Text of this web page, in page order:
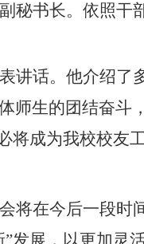
秘书长。依照
讲话。他介绍了
师生的团结奋斗
将成为我校校友
将在今后一段时
”发展，以更加灵